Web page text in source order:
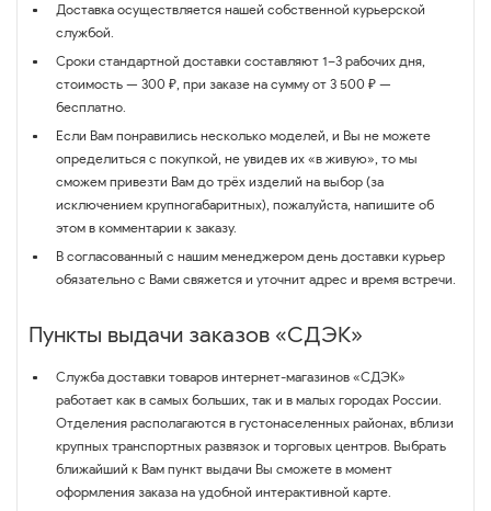
Доставка осуществляется нашей собственной курьерской
службой.
Сроки стандартной доставки составляют 1–3 рабочих дня,
стоимость — 300 ₽, при заказе на сумму от 3 500 ₽ —
бесплатно.
Если Вам понравились несколько моделей, и Вы не можете
определиться с покупкой, не увидев их «в живую», то мы
сможем привезти Вам до трёх изделий на выбор (за
исключением крупногабаритных), пожалуйста, напишите об
этом в комментарии к заказу.
В согласованный с нашим менеджером день доставки курьер
обязательно с Вами свяжется и уточнит адрес и время встречи.
Пункты выдачи заказов «СДЭК»
Служба доставки товаров интернет-магазинов «СДЭК»
работает как в самых больших, так и в малых городах России.
Отделения располагаются в густонаселенных районах, вблизи
крупных транспортных развязок и торговых центров. Выбрать
ближайший к Вам пункт выдачи Вы сможете в момент
оформления заказа на удобной интерактивной карте.